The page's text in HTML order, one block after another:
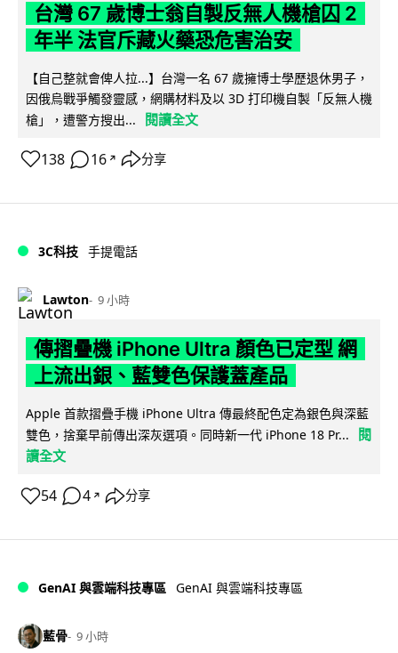
台灣 67 歲博士翁自製反無人機槍囚 2
年半 法官斥藏火藥恐危害治安
【自己整就會俾人拉...】台灣一名 67 歲擁博士學歷退休男子，
因俄烏戰爭觸發靈感，網購材料及以 3D 打印機自製「反無人機
槍」，遭警方搜出...
閱讀全文
138 16 ↗ 分享
3C科技 手提電話
Lawton 9 小時
傳摺疊機 iPhone Ultra 顏色已定型 網
上流出銀、藍雙色保護蓋產品
Apple 首款摺疊手機 iPhone Ultra 傳最終配色定為銀色與深藍
雙色，捨棄早前傳出深灰選項。同時新一代 iPhone 18 Pr...
閱
讀全文
54 4 ↗ 分享
GenAI 與雲端科技專區 GenAI 與雲端科技專區
藍骨 9 小時